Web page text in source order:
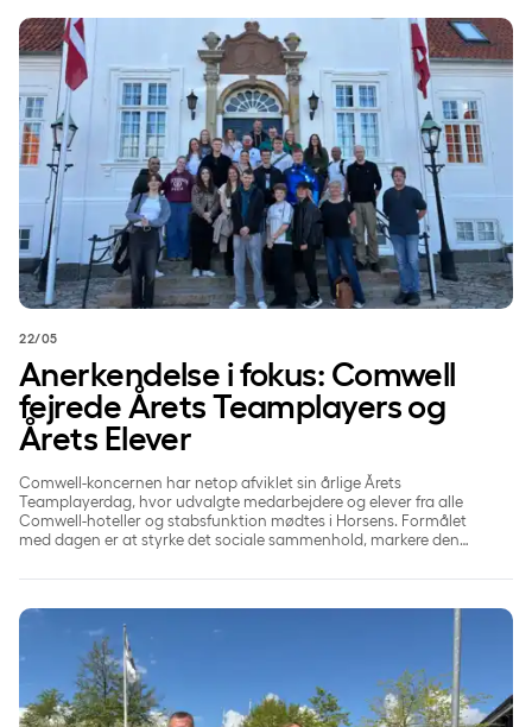
Anerkendelse i fokus: Comwell fejrede Årets Teamplayers og
22/05
Anerkendelse i fokus: Comwell
fejrede Årets Teamplayers og
Årets Elever
Comwell-koncernen har netop afviklet sin årlige Årets
Teamplayerdag, hvor udvalgte medarbejdere og elever fra alle
Comwell-hoteller og stabsfunktion mødtes i Horsens. Formålet
med dagen er at styrke det sociale sammenhold, markere den
ekstraordinær indsats for kollegerne, gæsterne og den interne
Comwell ansætter ny direktør til Comwell Rebild Bakker